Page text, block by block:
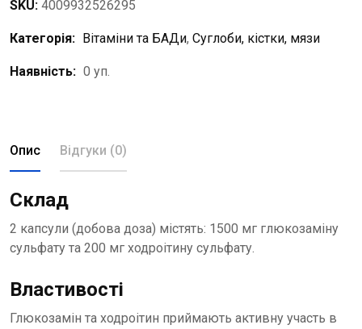
SKU: 4009932526295
Категорія: Вітаміни та БАДи, Суглоби, кістки, мязи
Наявність: 0 уп.
Опис Відгуки (0)
Склад
2 капсули (добова доза) містять: 1500 мг глюкозаміну
сульфату та 200 мг ходроітину сульфату.
Властивості
Глюкозамін та ходроітин приймають активну участь в